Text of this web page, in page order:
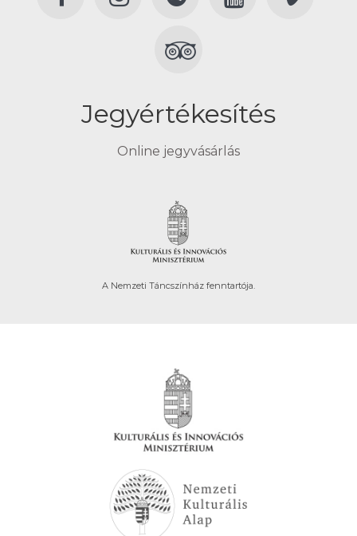
Jegyértékesítés
Online jegyvásárlás
A Nemzeti Táncszínház fenntartója.